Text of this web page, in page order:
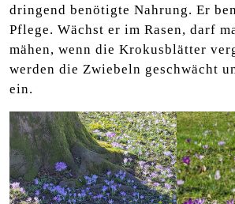
dringend benötigte Nahrung. Er
Pflege. Wächst er im Rasen, darf
mähen, wenn die Krokusblätter
werden die Zwiebeln geschwächt
ein.